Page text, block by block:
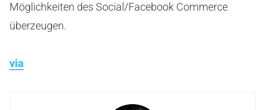
Möglichkeiten des Social/Facebook Commerce
überzeugen.
via